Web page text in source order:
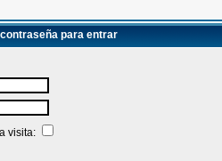
para entrar
visita: